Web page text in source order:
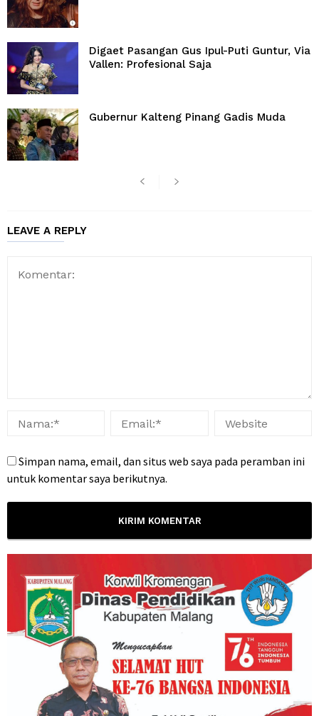
Digaet Pasangan Gus Ipul-Puti Guntur, Via
Vallen: Profesional Saja
Gubernur Kalteng Pinang Gadis Muda
LEAVE A REPLY
Simpan nama, email, dan situs web saya pada peramban ini
untuk komentar saya berikutnya.